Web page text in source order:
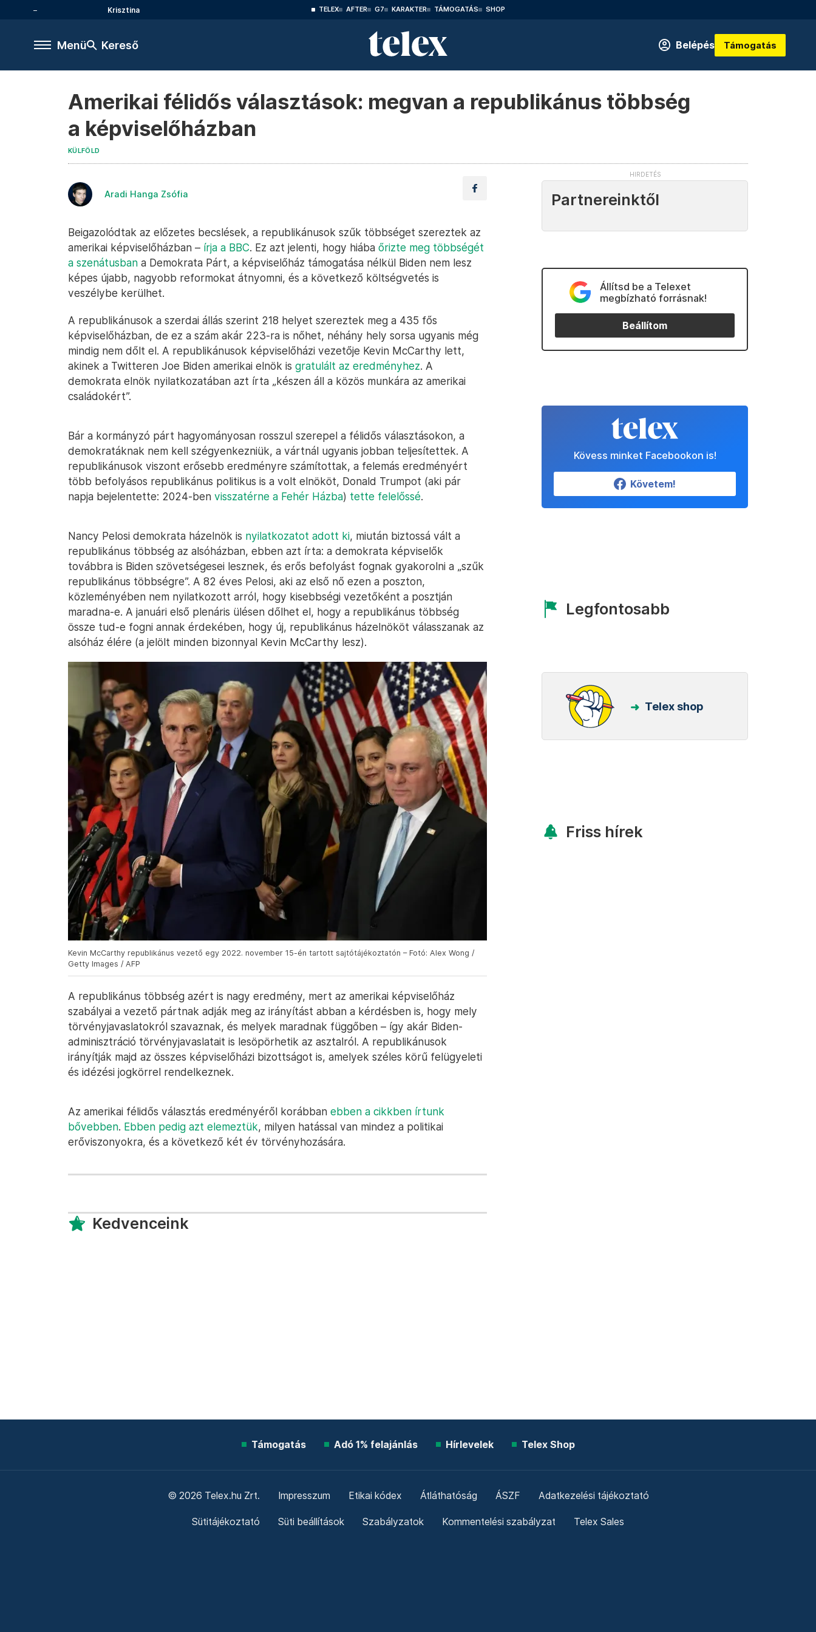
Krisztina TELEX AFTER G7 KARAKTER TÁMOGATÁS SHOP
Menü Kereső Belépés Támogatás
Amerikai félidős választások: megvan a republikánus többség
a képviselőházban
KÜLFÖLD
Aradi Hanga Zsófia
Beigazolódtak az előzetes becslések, a republikánusok szűk többséget szereztek az
amerikai képviselőházban – írja a BBC. Ez azt jelenti, hogy hiába őrizte meg többségét
a szenátusban a Demokrata Párt, a képviselőház támogatása nélkül Biden nem lesz
képes újabb, nagyobb reformokat átnyomni, és a következő költségvetés is
veszélybe kerülhet.
A republikánusok a szerdai állás szerint 218 helyet szereztek meg a 435 fős
képviselőházban, de ez a szám akár 223-ra is nőhet, néhány hely sorsa ugyanis még
mindig nem dőlt el. A republikánusok képviselőházi vezetője Kevin McCarthy lett,
akinek a Twitteren Joe Biden amerikai elnök is gratulált az eredményhez. A
demokrata elnök nyilatkozatában azt írta „készen áll a közös munkára az amerikai
családokért”.
Bár a kormányzó párt hagyományosan rosszul szerepel a félidős választásokon, a
demokratáknak nem kell szégyenkezniük, a vártnál ugyanis jobban teljesítettek. A
republikánusok viszont erősebb eredményre számítottak, a felemás eredményért
több befolyásos republikánus politikus is a volt elnököt, Donald Trumpot (aki pár
napja bejelentette: 2024-ben visszatérne a Fehér Házba) tette felelőssé.
Nancy Pelosi demokrata házelnök is nyilatkozatot adott ki, miután biztossá vált a
republikánus többség az alsóházban, ebben azt írta: a demokrata képviselők
továbbra is Biden szövetségesei lesznek, és erős befolyást fognak gyakorolni a „szűk
republikánus többségre”. A 82 éves Pelosi, aki az első nő ezen a poszton,
közleményében nem nyilatkozott arról, hogy kisebbségi vezetőként a posztján
maradna-e. A januári első plenáris ülésen dőlhet el, hogy a republikánus többség
össze tud-e fogni annak érdekében, hogy új, republikánus házelnököt válasszanak az
alsóház élére (a jelölt minden bizonnyal Kevin McCarthy lesz).
Kevin McCarthy republikánus vezető egy 2022. november 15-én tartott sajtótájékoztatón – Fotó: Alex Wong /
Getty Images / AFP
A republikánus többség azért is nagy eredmény, mert az amerikai képviselőház
szabályai a vezető pártnak adják meg az irányítást abban a kérdésben is, hogy mely
törvényjavaslatokról szavaznak, és melyek maradnak függőben – így akár Biden-
adminisztráció törvényjavaslatait is lesöpörhetik az asztalról. A republikánusok
irányítják majd az összes képviselőházi bizottságot is, amelyek széles körű felügyeleti
és idézési jogkörrel rendelkeznek.
Az amerikai félidős választás eredményéről korábban ebben a cikkben írtunk
bővebben. Ebben pedig azt elemeztük, milyen hatással van mindez a politikai
erőviszonyokra, és a következő két év törvényhozására.
Kedvenceink
Partnereinktől
Állítsd be a Telexet
megbízható forrásnak!
Beállítom
Kövess minket Facebookon is!
Követem!
Legfontosabb
Telex shop
Friss hírek
Támogatás Adó 1% felajánlás Hírlevelek Telex Shop
© 2026 Telex.hu Zrt. Impresszum Etikai kódex Átláthatóság ÁSZF Adatkezelési tájékoztató
Sütitájékoztató Süti beállítások Szabályzatok Kommentelési szabályzat Telex Sales